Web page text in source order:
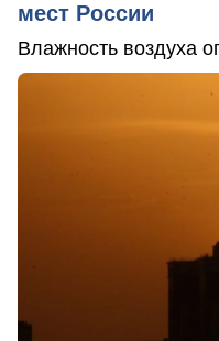
мест России
Влажность воздуха